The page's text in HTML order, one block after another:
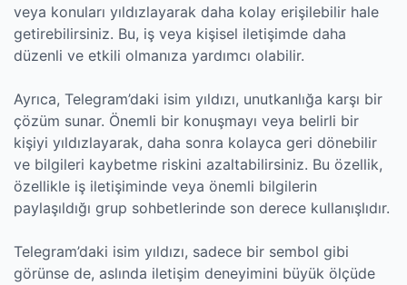
veya konuları yıldızlayarak daha kolay erişilebilir hale
getirebilirsiniz. Bu, iş veya kişisel iletişimde daha
düzenli ve etkili olmanıza yardımcı olabilir.
Ayrıca, Telegram’daki isim yıldızı, unutkanlığa karşı bir
çözüm sunar. Önemli bir konuşmayı veya belirli bir
kişiyi yıldızlayarak, daha sonra kolayca geri dönebilir
ve bilgileri kaybetme riskini azaltabilirsiniz. Bu özellik,
özellikle iş iletişiminde veya önemli bilgilerin
paylaşıldığı grup sohbetlerinde son derece kullanışlıdır.
Telegram’daki isim yıldızı, sadece bir sembol gibi
görünse de, aslında iletişim deneyimini büyük ölçüde